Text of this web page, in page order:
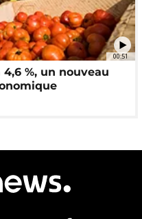
00:51
%, un nouveau